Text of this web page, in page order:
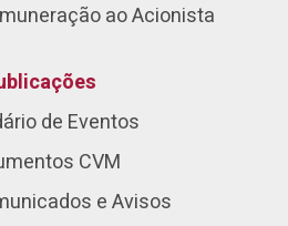
ao Acionista
de Eventos
CVM
e Avisos